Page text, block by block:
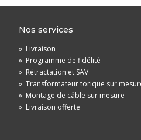
Nos services
» Livraison
» Programme de fidélité
» Rétractation et SAV
» Transformateur torique sur
» Montage de câble sur mesure
» Livraison offerte